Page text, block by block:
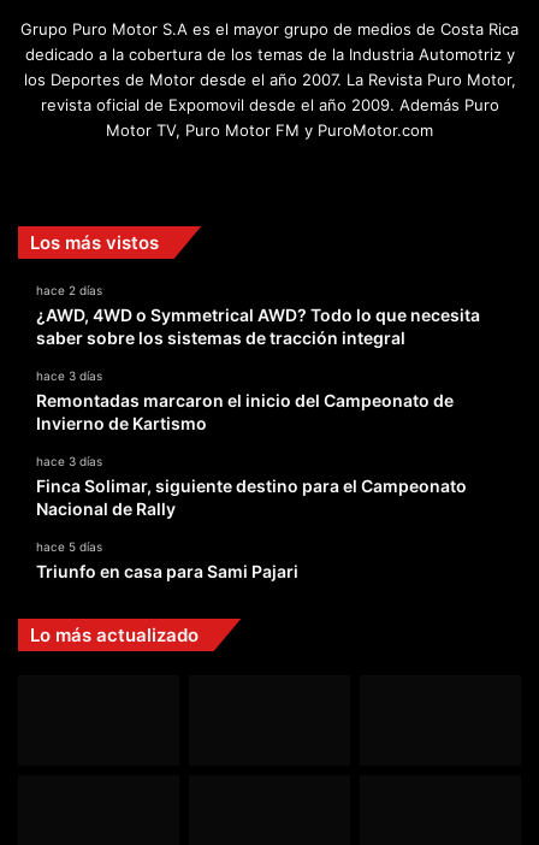
Grupo Puro Motor S.A es el mayor grupo de medios de Costa Rica
dedicado a la cobertura de los temas de la Industria Automotriz y
los Deportes de Motor desde el año 2007. La Revista Puro Motor,
revista oficial de Expomovil desde el año 2009. Además Puro
Motor TV, Puro Motor FM y PuroMotor.com
Los más vistos
hace 2 días
¿AWD, 4WD o Symmetrical AWD? Todo lo que necesita
saber sobre los sistemas de tracción integral
hace 3 días
Remontadas marcaron el inicio del Campeonato de
Invierno de Kartismo
hace 3 días
Finca Solimar, siguiente destino para el Campeonato
Nacional de Rally
hace 5 días
Triunfo en casa para Sami Pajari
Lo más actualizado